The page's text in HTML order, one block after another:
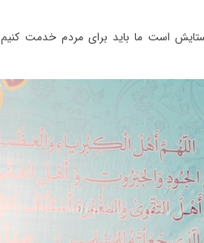
است ما باید برای مردم خدمت کنیم